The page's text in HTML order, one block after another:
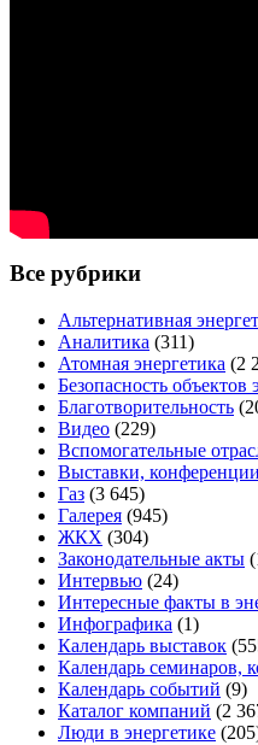
Все рубрики
Альтернативная
Аналитика (311)
Атомная энергетика (2
Безопасность объектов
Благотворительность
Видео (229)
Вспомогательные
Выставки,
Газ (3 645)
Галерея (945)
ЖКХ (304)
Законодательные акты
Интервью (24)
Интересные факты в
Инфографика (1)
Календарь выставок
Календарь семинаров,
Календарь событий (9)
Каталог компаний (2
Люди в энергетике